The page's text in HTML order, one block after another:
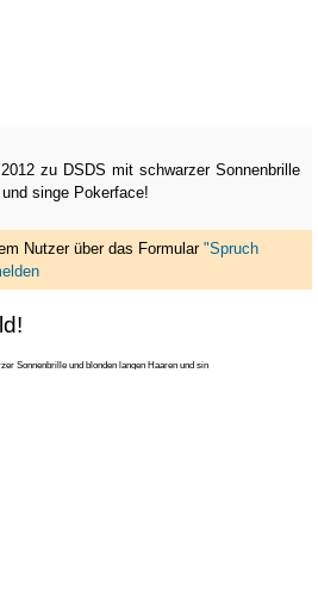
zu DSDS mit schwarzer Sonnenbrille
singe Pokerface!
Nutzer über das Formular "Spruch
Sonnenbrille und blonden langen Haaren und sin